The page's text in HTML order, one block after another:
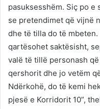
pasuksesshëm. Siç po
se pretendimet që vijnë
dhe të tilla do të
qartësohet saktësisht,
valë të tillë personash
qershorit dhe jo vetëm
Ndërkohë, do të kemi
pjesë e Korridorit 10”,